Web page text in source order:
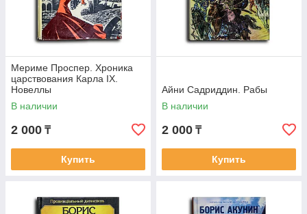
Мериме Проспер. Хроника
царствования Карла IX.
Новеллы
В наличии
2 000 ₸
Купить
Айни Садриддин. Рабы
В наличии
2 000 ₸
Купить